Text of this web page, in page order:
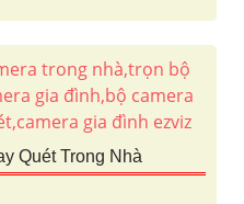
Quét Trong Nhà